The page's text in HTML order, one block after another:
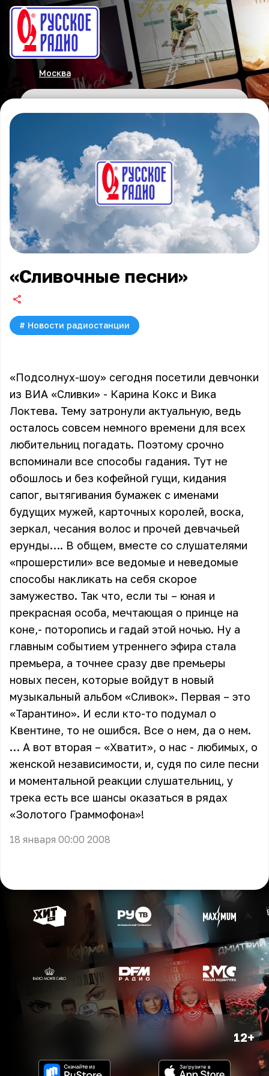
Москва
«Сливочные песни»
# Новости радиостанции
«Подсолнух-шоу» сегодня посетили девчонки
из ВИА «Сливки» - Карина Кокс и Вика
Локтева. Тему затронули актуальную, ведь
осталось совсем немного времени для всех
любительниц погадать. Поэтому срочно
вспоминали все способы гадания. Тут не
обошлось и без кофейной гущи, кидания
сапог, вытягивания бумажек с именами
будущих мужей, карточных королей, воска,
зеркал, чесания волос и прочей девчачьей
ерунды…. В общем, вместе со слушателями
«прошерстили» все ведомые и неведомые
способы накликать на себя скорое
замужество. Так что, если ты – юная и
прекрасная особа, мечтающая о принце на
коне,- поторопись и гадай этой ночью. Ну а
главным событием утреннего эфира стала
премьера, а точнее сразу две премьеры
новых песен, которые войдут в новый
музыкальный альбом «Сливок». Первая – это
«Тарантино». И если кто-то подумал о
Квентине, то не ошибся. Все о нем, да о нем.
… А вот вторая – «Хватит», о нас - любимых, о
женской независимости, и, судя по силе песни
и моментальной реакции слушательниц, у
трека есть все шансы оказаться в рядах
«Золотого Граммофона»!
18 января 00:00 2008
12+